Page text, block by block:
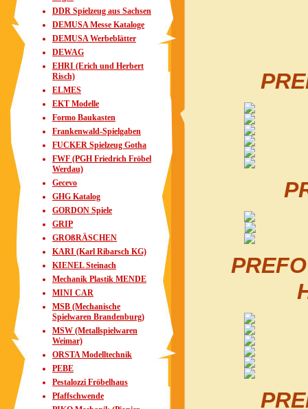
DDR Spielzeug aus Sachsen
DEMUSA Messe Kataloge
DEMUSA Werbeblätter
DEWAG
EHRI (Erich und Herbert
Risch)
ELMES
EKT Modelle
Formo Baukasten
Frankenwald-Spielgaben
FUCKER Spielzeug Gotha
FWF (PGH Friedrich Fröbel
Werdau)
Gecevo
GHG Katalog
GORDON Spiele
GRIP
GROßRÄSCHEN
KARI (Karl Ribarsch KG)
KIENEL Steinach
Mechanik Plastik MENDE
MINI CAR
MSB (Mechanische
Spielwaren Brandenburg)
MSW (Metallspielwaren
Weimar)
ORSTA Modelltechnik
PEBE
Pestalozzi Fröbelhaus
Pfaffschwende